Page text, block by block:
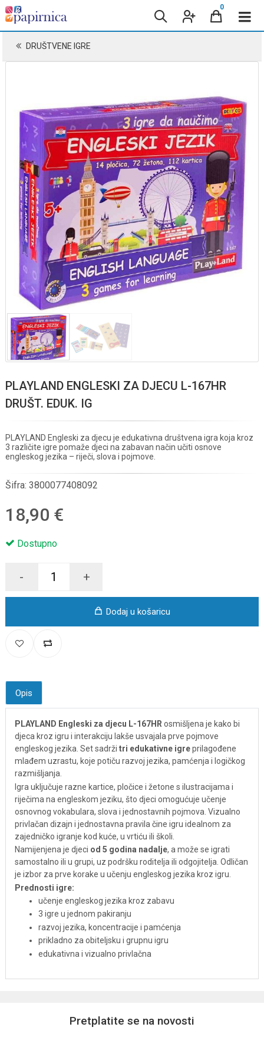
0
DRUŠTVENE IGRE
PLAYLAND ENGLESKI ZA DJECU L-167HR
DRUŠT. EDUK. IG
PLAYLAND Engleski za djecu je edukativna društvena igra koja kroz
3 različite igre pomaže djeci na zabavan način učiti osnove
engleskog jezika – riječi, slova i pojmove.
Šifra: 3800077408092
18,90 €
Dostupno
- +
Dodaj u košaricu
Opis
PLAYLAND Engleski za djecu L-167HRosmišljena je kako bi
djeca kroz igru i interakciju lakše usvajala prve pojmove
engleskog jezika. Set sadrži tri edukativne igreprilagođene
mlađem uzrastu, koje potiču razvoj jezika, pamćenja i logičkog
razmišljanja.
Igra uključuje razne kartice, pločice i žetone s ilustracijama i
riječima na engleskom jeziku, što djeci omogućuje učenje
osnovnog vokabulara, slova i jednostavnih pojmova. Vizualno
privlačan dizajn i jednostavna pravila čine igru idealnom za
zajedničko igranje kod kuće, u vrtiću ili školi.
Namijenjena je djeci od 5 godina nadalje, a može se igrati
samostalno ili u grupi, uz podršku roditelja ili odgojitelja. Odličan
je izbor za prve korake u učenju engleskog jezika kroz igru.
Prednosti igre:
učenje engleskog jezika kroz zabavu
3 igre u jednom pakiranju
razvoj jezika, koncentracije i pamćenja
prikladno za obiteljsku i grupnu igru
edukativna i vizualno privlačna
Pretplatite se na novosti